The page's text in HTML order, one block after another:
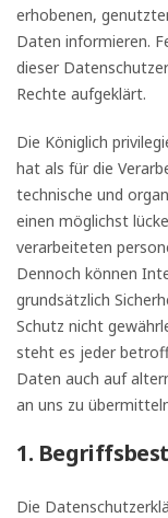
erhobenen,
Daten informieren.
dieser
Rechte aufgeklärt.
Die Königlich
hat als für die
technische und
einen möglichst
verarbeiteten
Dennoch können
grundsätzlich
Schutz nicht
steht es jeder
Daten auch auf
an uns zu
1.
Die